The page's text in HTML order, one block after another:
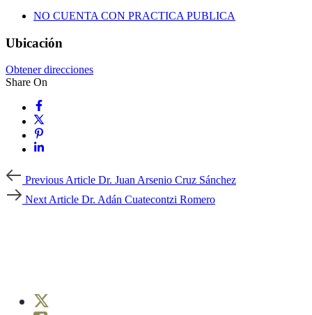
NO CUENTA CON PRACTICA PUBLICA
Ubicación
Obtener direcciones
Share On
Previous
ArticlePrevious Article Dr. Juan Arsenio Cruz Sánchez
Next
ArticleNext Article Dr. Adán Cuatecontzi Romero